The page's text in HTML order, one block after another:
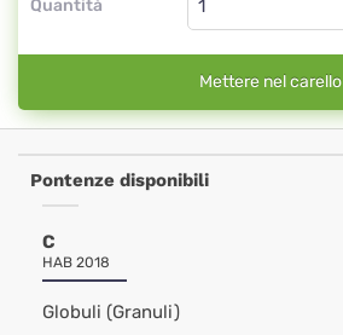
Quantità
Mettere nel carello
Pontenze disponibili
C
HAB 2018
Globuli (Granuli)